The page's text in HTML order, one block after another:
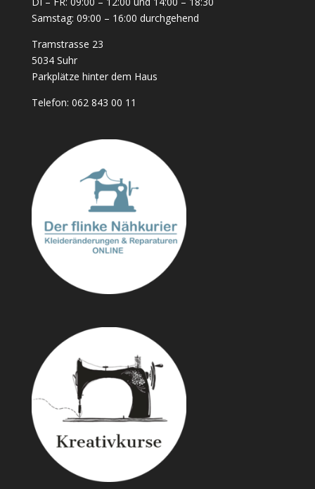
Samstag: 09:00 – 16:00 durchgehend
Tramstrasse 23
5034 Suhr
Parkplätze hinter dem Haus
Telefon: 062 843 00 11